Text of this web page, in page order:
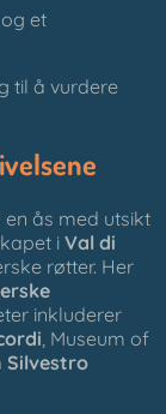
et
til å vurdere
ås med utsikt
iVal di
røtter. Her
inkluderer
, Museum of
Silvestro